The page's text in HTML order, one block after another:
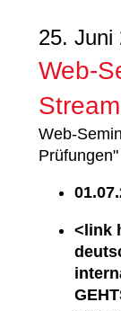
25. Juni
Web-
Web-
<link